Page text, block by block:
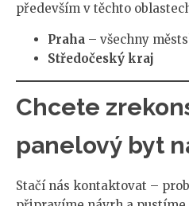
především v těchto
Praha – všechny
Středočeský kraj
Chcete
panelový byt
Stačí nás kontaktovat –